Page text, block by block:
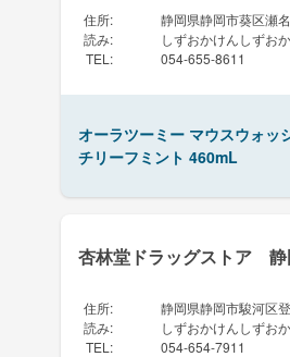
住所:
静岡県静岡市葵区瀬
読み:
しずおかけんしずお
TEL : 054-655-8611
オーラツーミー マウスウォッ
チリーフミント 460mL
杏林堂ドラッグストア 静
住所:
静岡県静岡市駿河区
読み:
しずおかけんしずお
TEL : 054-654-7911